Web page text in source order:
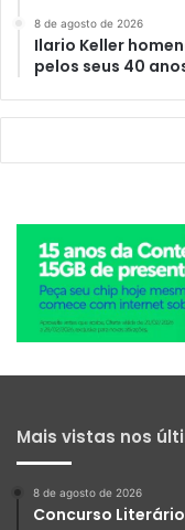
8 de agosto de 2026
Ilario Keller
pelos seus 40
Mais vistas nos
8 de agosto de 2026
Concurso